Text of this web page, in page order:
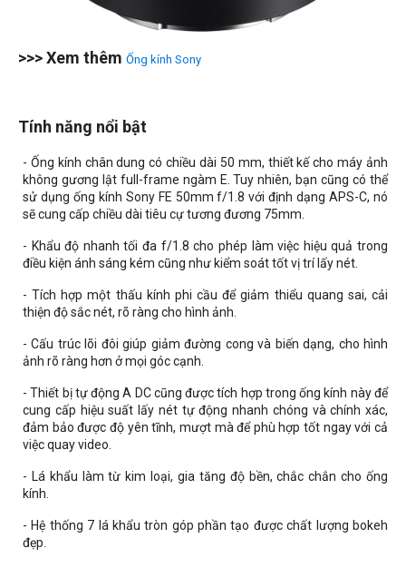
>>> Xem thêm Ống kính Sony
Tính năng nổi bật
- Ống kính chân dung có chiều dài 50 mm, thiết kế cho máy ảnh
không gương lật full-frame ngàm E. Tuy nhiên, bạn cũng có thể
sử dụng ống kính Sony FE 50mm f/1.8 với định dạng APS-C, nó
sẽ cung cấp chiều dài tiêu cự tương đương 75mm.
- Khẩu độ nhanh tối đa f/1.8 cho phép làm việc hiệu quả trong
điều kiện ánh sáng kém cũng như kiểm soát tốt vị trí lấy nét.
- Tích hợp một thấu kính phi cầu để giảm thiểu quang sai, cải
thiện độ sắc nét, rõ ràng cho hình ảnh.
- Cấu trúc lõi đôi giúp giảm đường cong và biến dạng, cho hình
ảnh rõ ràng hơn ở mọi góc cạnh.
- Thiết bị tự động A DC cũng được tích hợp trong ống kính này để
cung cấp hiệu suất lấy nét tự động nhanh chóng và chính xác,
đảm bảo được độ yên tĩnh, mượt mà để phù hợp tốt ngay với cả
việc quay video.
- Lá khẩu làm từ kim loại, gia tăng độ bền, chắc chắn cho ống
kính.
- Hệ thống 7 lá khẩu tròn góp phần tạo được chất lượng bokeh
đẹp.